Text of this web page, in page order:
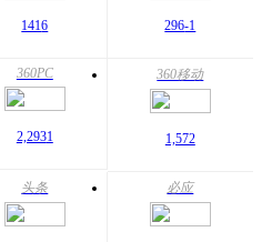
1416 296-1
360PC
2,2931
360移动
1,572
头条 必应